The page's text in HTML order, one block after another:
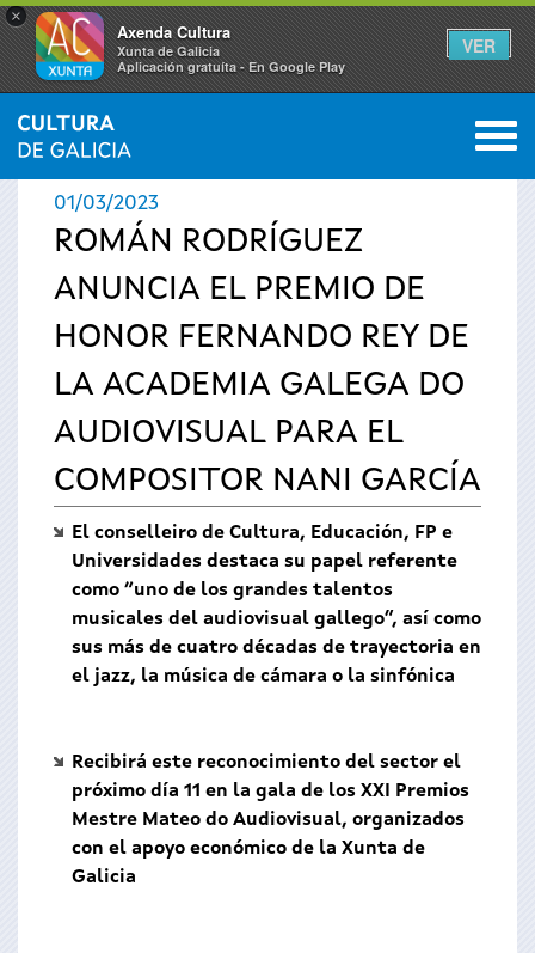
×
Axenda Cultura
Xunta de Galicia
Aplicación gratuíta - En Google Play
VER
Se
encuentra
usted
aquí
INICIO › ACTUALIDAD 0
01/03/2023
ROMÁN RODRÍGUEZ
ANUNCIA EL PREMIO DE
HONOR FERNANDO REY DE
LA ACADEMIA GALEGA DO
AUDIOVISUAL PARA EL
COMPOSITOR NANI GARCÍA
El conselleiro de Cultura, Educación, FP e
Universidades destaca su papel referente
como “uno de los grandes talentos
musicales del audiovisual gallego”, así como
sus más de cuatro décadas de trayectoria en
el jazz, la música de cámara o la sinfónica
Recibirá este reconocimiento del sector el
próximo día 11 en la gala de los XXI Premios
Mestre Mateo do Audiovisual, organizados
con el apoyo económico de la Xunta de
Galicia